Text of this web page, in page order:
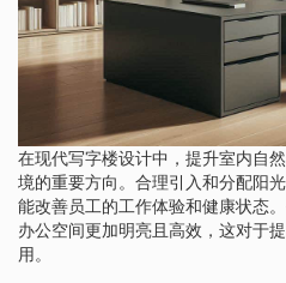
在现代写字楼设计中，提升室内自
境的重要方向。合理引入和分配阳
能改善员工的工作体验和健康状态
办公空间更加明亮且高效，这对于
用。